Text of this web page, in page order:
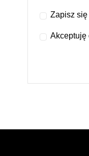
Zapisz
Akceptuję